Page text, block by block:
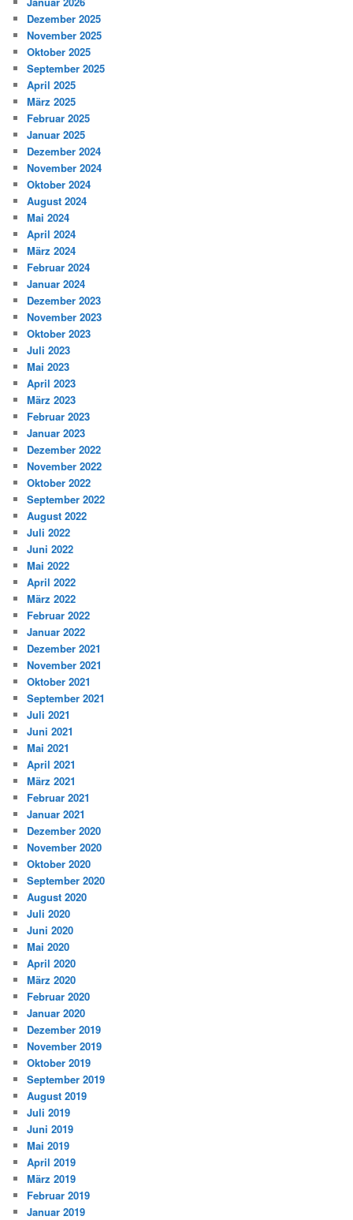
Dezember 2025
November 2025
Oktober 2025
September 2025
April 2025
März 2025
Februar 2025
Januar 2025
Dezember 2024
November 2024
Oktober 2024
August 2024
Mai 2024
April 2024
März 2024
Februar 2024
Januar 2024
Dezember 2023
November 2023
Oktober 2023
Juli 2023
Mai 2023
April 2023
März 2023
Februar 2023
Januar 2023
Dezember 2022
November 2022
Oktober 2022
September 2022
August 2022
Juli 2022
Juni 2022
Mai 2022
April 2022
März 2022
Februar 2022
Januar 2022
Dezember 2021
November 2021
Oktober 2021
September 2021
Juli 2021
Juni 2021
Mai 2021
April 2021
März 2021
Februar 2021
Januar 2021
Dezember 2020
November 2020
Oktober 2020
September 2020
August 2020
Juli 2020
Juni 2020
Mai 2020
April 2020
März 2020
Februar 2020
Januar 2020
Dezember 2019
November 2019
Oktober 2019
September 2019
August 2019
Juli 2019
Juni 2019
Mai 2019
April 2019
März 2019
Februar 2019
Januar 2019